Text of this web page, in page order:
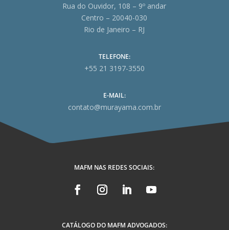
Rua do Ouvidor, 108 – 9º andar
Centro – 20040-030
Rio de Janeiro – RJ
TELEFONE:
+55 21 3197-3550
E-MAIL:
contato@murayama.com.br
MAFM NAS REDES SOCIAIS:
CATÁLOGO DO MAFM ADVOGADOS: